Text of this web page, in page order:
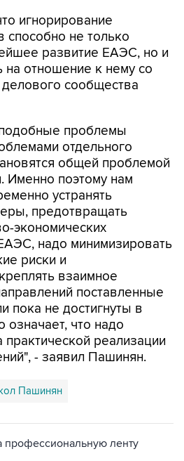
игнорирование
не только
развитие ЕАЭС, но и
на отношение к нему со
сообщества
проблемы
отдельного
общей проблемой
Именно поэтому нам
устранять
предотвращать
экономических
надо минимизировать
риски и
взаимное
поставленные
пока не достигнуты в
что надо
практической реализации
- заявил Пашинян.
Пашинян
профессиональную ленту